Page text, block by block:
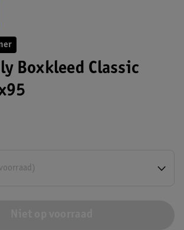
Boxkleed Classic